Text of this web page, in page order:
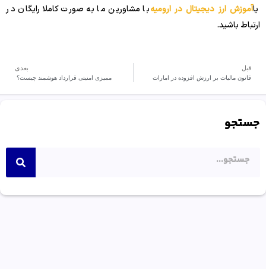
یاآموزش ارز دیجیتال در ارومیهبا مشاورین ما به صورت کاملا رایگان در
ارتباط باشید.
قبل
قانون مالیات بر ارزش افزوده در امارات
بعدی
ممیزی امنیتی قرارداد هوشمند چیست؟
جستجو